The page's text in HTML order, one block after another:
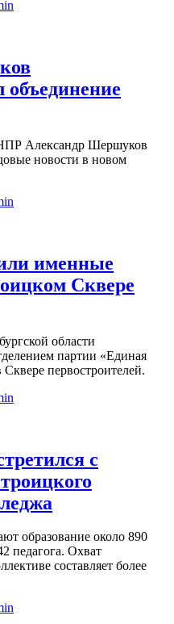
объединение
Александр Шершуков
новости в новом
именные
Сквере
области
партии «Единая
первостроителей.
с
образование около 890
педагога. Охват
составляет более